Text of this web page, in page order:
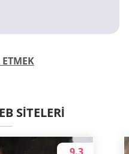
SITELERI